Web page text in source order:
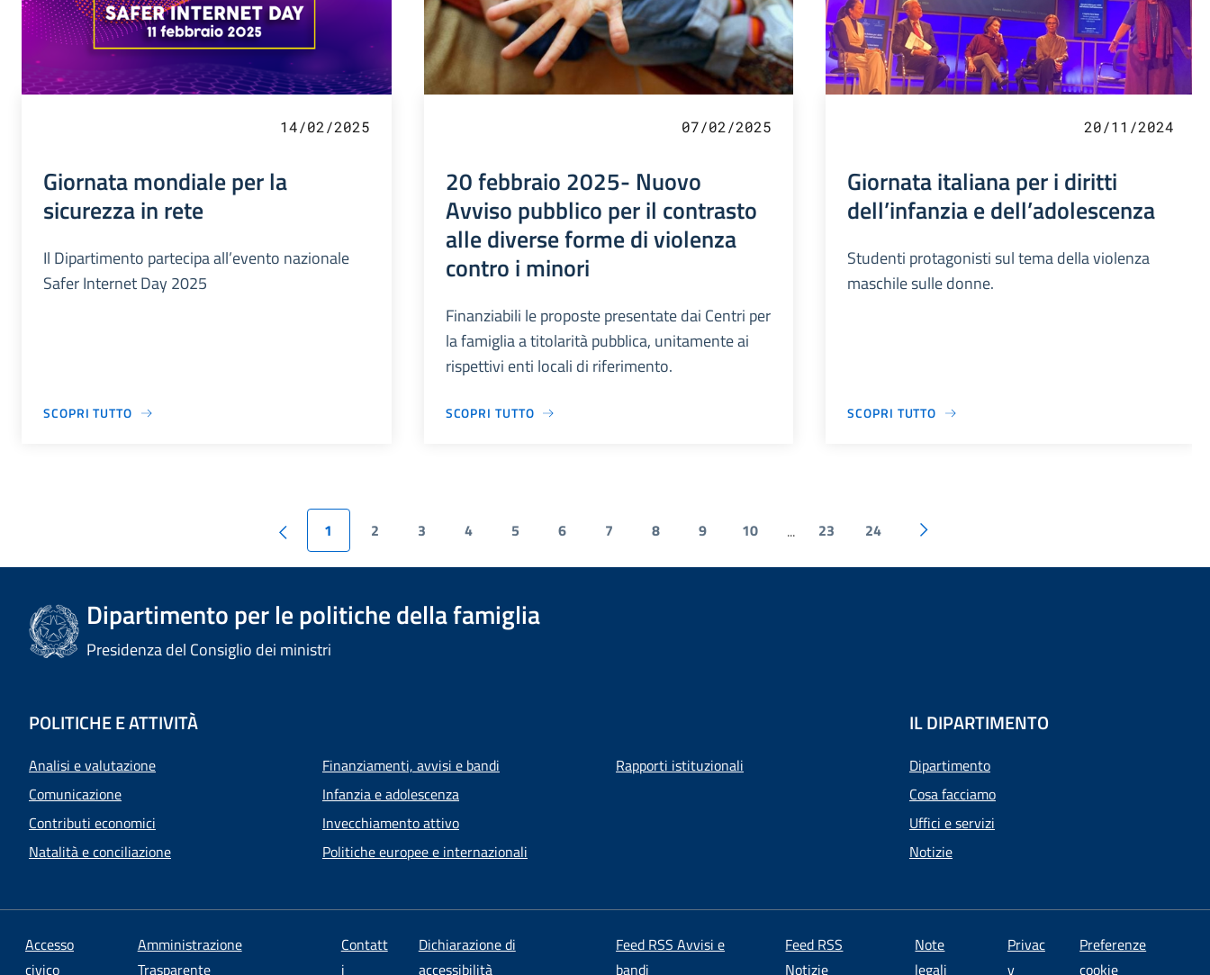
14/02/2025
Giornata mondiale per la
sicurezza in rete
Il Dipartimento partecipa all’evento nazionale
Safer Internet Day 2025
SCOPRI TUTTO
07/02/2025
20 febbraio 2025- Nuovo
Avviso pubblico per il contrasto
alle diverse forme di violenza
contro i minori
Finanziabili le proposte presentate dai Centri per
la famiglia a titolarità pubblica, unitamente ai
rispettivi enti locali di riferimento.
SCOPRI TUTTO
20/11/2024
Giornata italiana per i diritti
dell’infanzia e dell’adolescenza
Studenti protagonisti sul tema della violenza
maschile sulle donne.
SCOPRI TUTTO
1 2 3 4 5 6 7 8 9 10 ... 23 24
Dipartimento per le politiche della famiglia
Presidenza del Consiglio dei ministri
POLITICHE E ATTIVITÀ
Analisi e valutazione
Comunicazione
Contributi economici
Natalità e conciliazione
Finanziamenti, avvisi e bandi
Infanzia e adolescenza
Invecchiamento attivo
Politiche europee e internazionali
Rapporti istituzionali
IL DIPARTIMENTO
Dipartimento
Cosa facciamo
Uffici e servizi
Notizie
Accesso
civico
Amministrazione
Trasparente
Contatt
i
Dichiarazione di
accessibilità
Feed RSS Avvisi e
bandi
Feed RSS
Notizie
Note
legali
Privac
y
Preferenze
cookie